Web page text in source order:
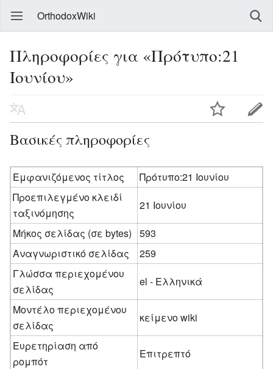
OrthodoxWiki
Πληροφορίες για «Πρότυπο:21
Ιουνίου»
Βασικές πληροφορίες
Εμφανιζόμενος τίτλος
Πρότυπο:21 Ιουνίου
Προεπιλεγμένο κλειδί
ταξινόμησης
21 Ιουνίου
Μήκος σελίδας (σε bytes)
593
Αναγνωριστικό σελίδας
259
Γλώσσα περιεχομένου
σελίδας
el - Ελληνικά
Μοντέλο περιεχομένου
σελίδας
κείμενο wiki
Ευρετηρίαση από
ρομπότ
Επιτρεπτό